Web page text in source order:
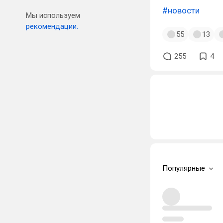
Мы используем
рекомендации.
#новости
55 13
255 4
Популярные